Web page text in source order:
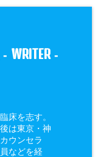
- WRITER-
床を志す。
は東京・神
ウンセラ
などを経